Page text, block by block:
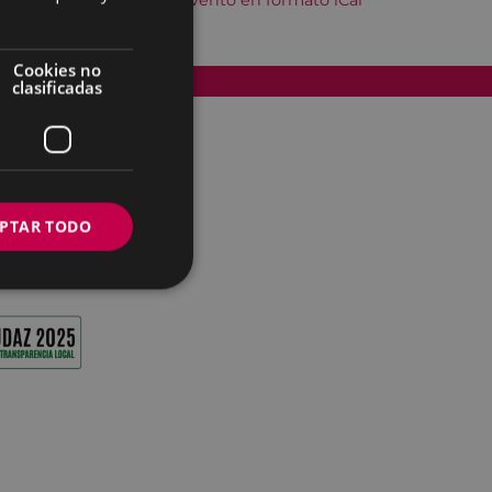
Accesibilidad
Cookies no
clasificadas
TODO